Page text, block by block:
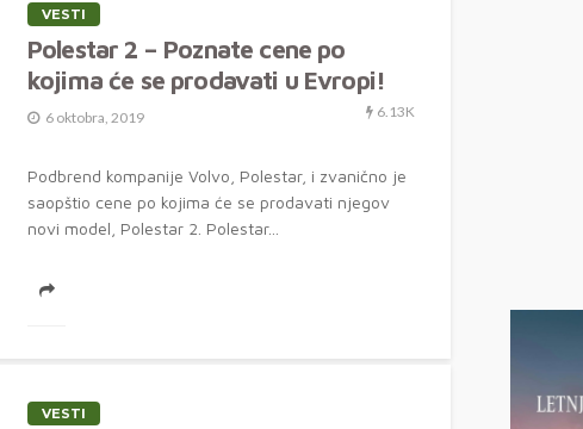
VESTI
Polestar 2 – Poznate cene po
kojima će se prodavati u Evropi!
6 oktobra, 2019 6.13K
Podbrend kompanije Volvo, Polestar, i zvanično je
saopštio cene po kojima će se prodavati njegov
novi model, Polestar 2. Polestar...
VESTI